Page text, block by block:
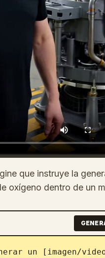
que instruye la
oxígeno dentro de un
un [imagen/